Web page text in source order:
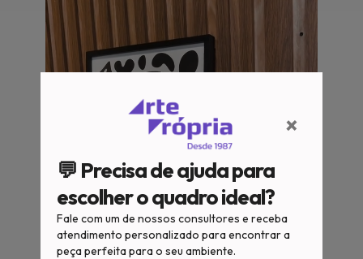
×
💬 Precisa de ajuda para
escolher o quadro ideal?
Fale com um de nossos consultores e receba
atendimento personalizado para encontrar a
peça perfeita para o seu ambiente.